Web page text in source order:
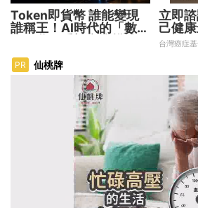
Token即貨幣 誰能變現
誰稱王！AI時代的「數位
立即
己健
現在不
台灣癌症
PR 仙桃牌